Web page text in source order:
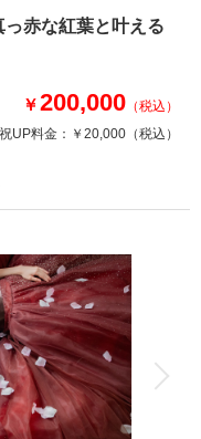
っ赤な紅葉と叶える
￥200,000 （税込）
UP料金： ￥20,000 （税込）
新郎衣装1着
小物一式
台紙付写真
挙式
ペットと撮影